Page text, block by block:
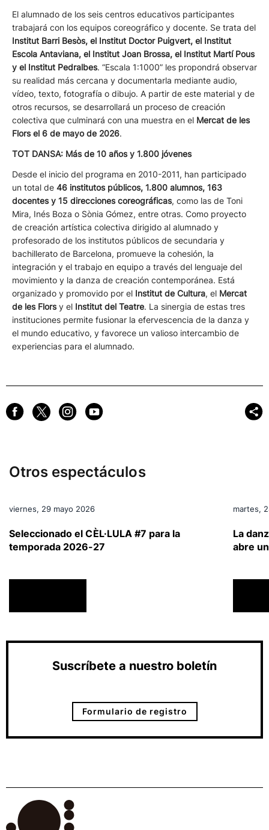
El alumnado de los seis centros educativos participantes
trabajará con los equipos coreográfico y docente. Se trata del
Institut Barri Besòs, el Institut Doctor Puigvert, el Institut
Escola Antaviana, el Institut Joan Brossa, el Institut Martí Pous
y el Institut Pedralbes. “Escala 1:1000” les propondrá observar
su realidad más cercana y documentarla mediante audio,
vídeo, texto, fotografía o dibujo. A partir de este material y de
otros recursos, se desarrollará un proceso de creación
colectiva que culminará con una muestra en el Mercat de les
Flors el 6 de mayo de 2026.
TOT DANSA: Más de 10 años y 1.800 jóvenes
Desde el inicio del programa en 2010-2011, han participado
un total de 46 institutos públicos, 1.800 alumnos, 163
docentes y 15 direcciones coreográficas, como las de Toni
Mira, Inés Boza o Sònia Gómez, entre otras. Como proyecto
de creación artística colectiva dirigido al alumnado y
profesorado de los institutos públicos de secundaria y
bachillerato de Barcelona, promueve la cohesión, la
integración y el trabajo en equipo a través del lenguaje del
movimiento y la danza de creación contemporánea. Está
organizado y promovido por el Institut de Cultura, el Mercat
de les Florsy el Institut del Teatre. La sinergia de estas tres
instituciones permite fusionar la efervescencia de la danza y
el mundo educativo, y favorece un valioso intercambio de
experiencias para el alumnado.
Otros espectáculos
viernes, 29 mayo 2026
Seleccionado el CÈL·LULA #7 para la
temporada 2026-27
martes,
La
abre
Suscríbete a nuestro boletín
Formulario de registro